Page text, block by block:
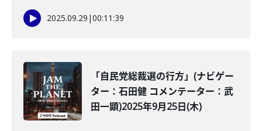
2025.09.29 |00:11:39
「自民党総裁選の行方」(ナビゲー
ター：石田健 コメンテーター：武
田一顕)2025年9月25日(木)